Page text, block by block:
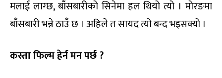
मलाई लाग्छ, बाँसबारीको सिनेमा हल थियो त्यो । मोरङमा
बाँसबारी भन्ने ठाउँ छ । अहिले त सायद त्यो बन्द भइसक्यो ।
कस्ता फिल्म हेर्न मन पर्छ ?